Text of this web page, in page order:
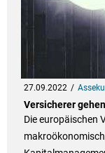
27.09.2022
Versicherer
Die europäischen